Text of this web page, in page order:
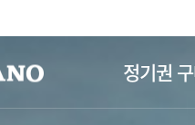
정기권